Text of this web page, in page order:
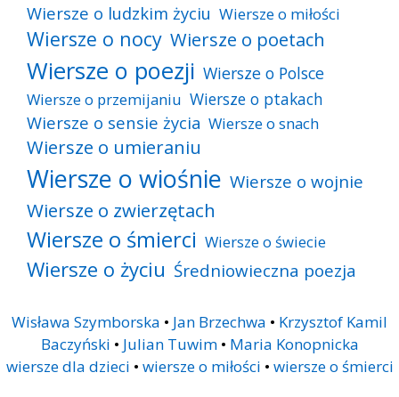
Wiersze o ludzkim życiu Wiersze o miłości
Wiersze o nocy Wiersze o poetach
Wiersze o poezji Wiersze o Polsce
Wiersze o przemijaniu Wiersze o ptakach
Wiersze o sensie życia Wiersze o snach
Wiersze o umieraniu
Wiersze o wiośnie Wiersze o wojnie
Wiersze o zwierzętach
Wiersze o śmierci Wiersze o świecie
Wiersze o życiu Średniowieczna poezja
Wisława Szymborska • Jan Brzechwa • Krzysztof Kamil
Baczyński • Julian Tuwim• Maria Konopnicka
wiersze dla dzieci • wiersze o miłości • wiersze o śmierci